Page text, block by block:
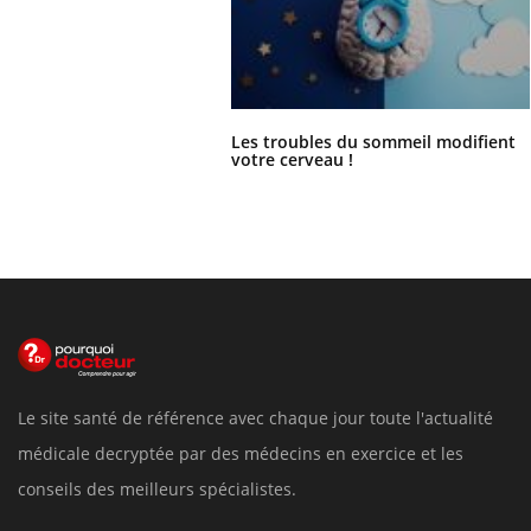
Les troubles du sommeil modifient
votre cerveau !
Le site santé de référence avec chaque jour toute l'actualité
médicale decryptée par des médecins en exercice et les
conseils des meilleurs spécialistes.